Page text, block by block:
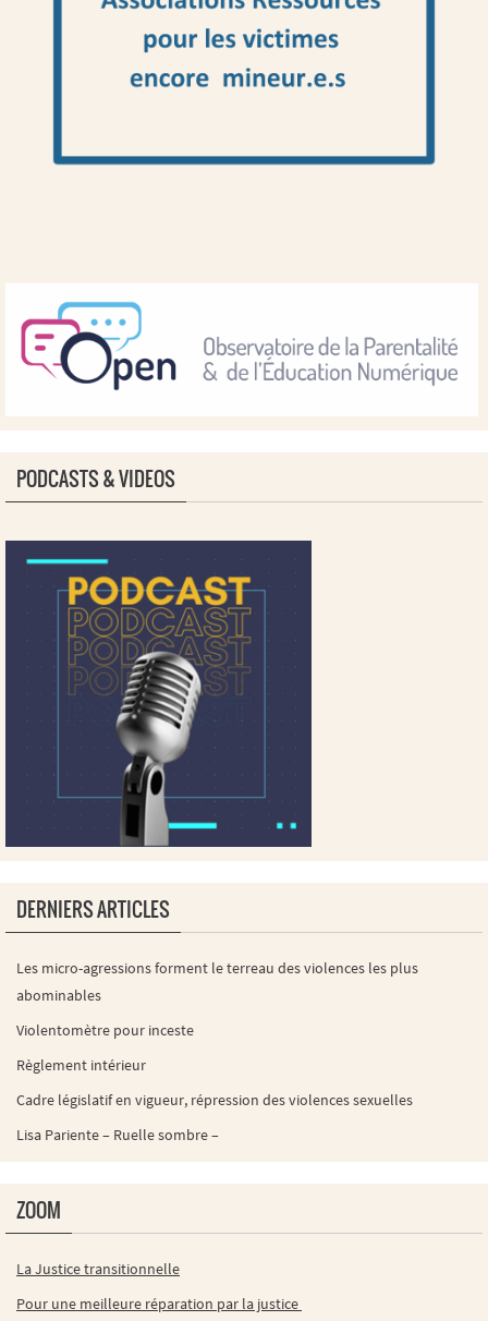
PODCASTS & VIDEOS
DERNIERS ARTICLES
Les micro-agressions forment le terreau des violences les plus
abominables
Violentomètre pour inceste
Règlement intérieur
Cadre législatif en vigueur, répression des violences sexuelles
Lisa Pariente – Ruelle sombre –
ZOOM
La Justice transitionnelle
Pour une meilleure réparation par la justice